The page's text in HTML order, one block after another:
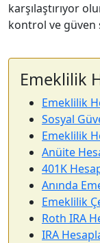
karşılaştırıyor
kontrol ve güven
Emeklilik
Emeklilik
Sosyal
Emeklilik
Anüite
401K
Anında
Emeklilik
Roth IRA
IRA